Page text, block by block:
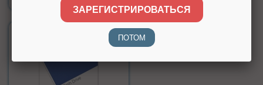
ЗАРЕГИСТРИРОВАТЬСЯ
ПОТОМ